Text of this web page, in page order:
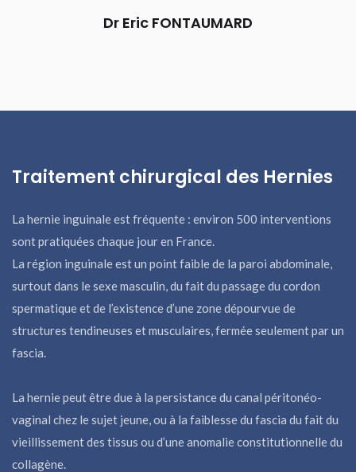
Dr Eric FONTAUMARD
Traitement chirurgical des Hernies
La hernie inguinale est fréquente : environ 500 interventions
sont pratiquées chaque jour en France.
La région inguinale est un point faible de la paroi abdominale,
surtout dans le sexe masculin, du fait du passage du cordon
spermatique et de l’existence d’une zone dépourvue de
structures tendineuses et musculaires, fermée seulement par un
fascia.
La hernie peut être due à la persistance du canal péritonéo-
vaginal chez le sujet jeune, ou à la faiblesse du fascia du fait du
vieillissement des tissus ou d’une anomalie constitutionnelle du
collagène.